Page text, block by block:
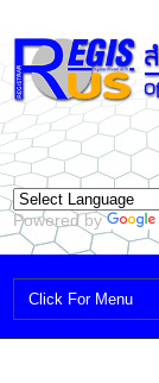
Powered by